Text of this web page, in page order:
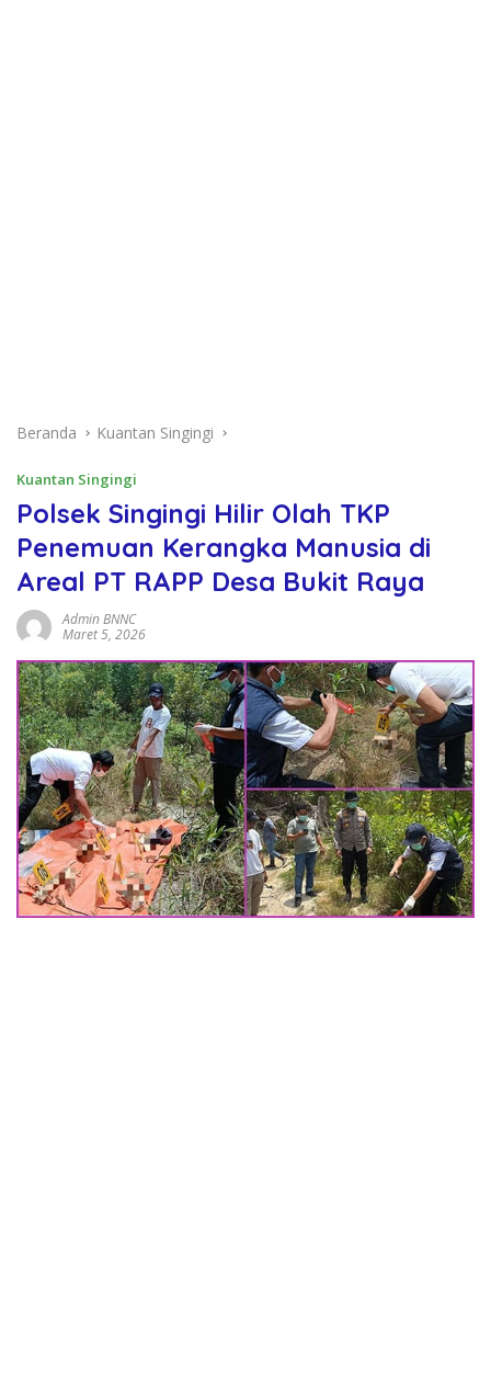
Beranda Kuantan Singingi
Kuantan Singingi
Polsek Singingi Hilir Olah TKP
Penemuan Kerangka Manusia di
Areal PT RAPP Desa Bukit Raya
Admin BNNC
Maret 5, 2026